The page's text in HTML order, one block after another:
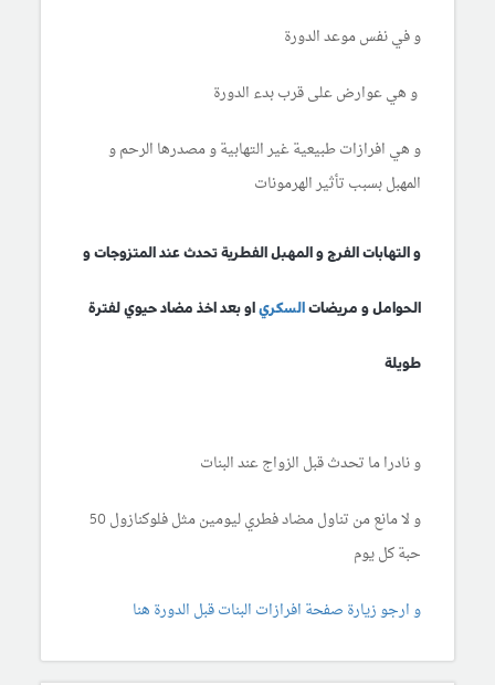
و في نفس موعد الدورة
و هي عوارض على قرب بدء الدورة
و هي افرازات طبيعية غير التهابية و مصدرها الرحم و
المهبل بسبب تأثير الهرمونات
و التهابات الفرج و المهبل الفطرية تحدث عند المتزوجات و
الحوامل و مريضات السكري او بعد اخذ مضاد حيوي لفترة
طويلة
و نادرا ما تحدث قبل الزواج عند البنات
و لا مانع من تناول مضاد فطري ليومين مثل فلوكنازول 50
حبة كل يوم
و ارجو زيارة صفحة افرازات البنات قبل الدورة هنا